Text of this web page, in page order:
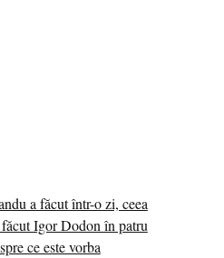
a făcut într-o zi, ceea
Igor Dodon în patru
ce este vorba